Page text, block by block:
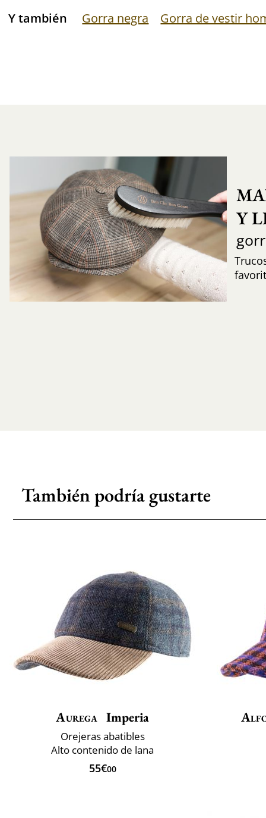
Y también Gorra negra Gorra de vestir
Y
También podría gustarte
Aurega Imperia
Orejeras abatibles
Alto contenido de lana
55€00